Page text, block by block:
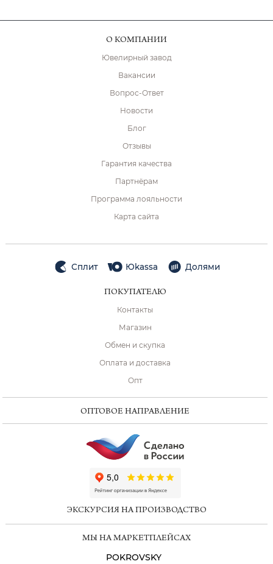
О КОМПАНИИ
Ювелирный завод
Вакансии
Вопрос-Ответ
Новости
Блог
Отзывы
Гарантия качества
Партнёрам
Программа лояльности
Карта сайта
Сплит Юkassa Долями
ПОКУПАТЕЛЮ
Контакты
Магазин
Обмен и скупка
Оплата и доставка
Опт
ОПТОВОЕ НАПРАВЛЕНИЕ
ЭКСКУРСИЯ НА ПРОИЗВОДСТВО
МЫ НА МАРКЕТПЛЕЙСАХ
POKROVSKY